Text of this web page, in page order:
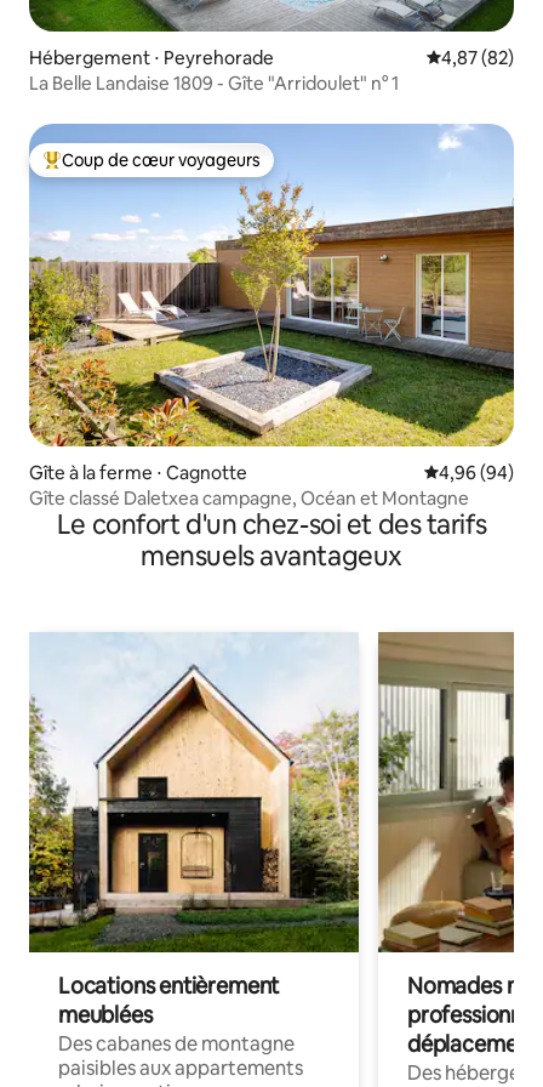
Hébergement ⋅ Peyrehorade Évaluation
4,87 (82)
La Belle Landaise 1809 - Gîte "Arridoulet" n° 1
Coups de cœur voyageurs les plus appréciés
Coup de cœur voyageurs
Gîte à la ferme ⋅ Cagnotte Évaluation
4,96 (94)
Gîte classé Daletxea campagne, Océan et Montagne
Le confort d'un chez-soi et des tarifs
mensuels avantageux
Locations entièrement
meublées
Des cabanes de montagne
paisibles aux appartements
Nomades
déplacement
Des